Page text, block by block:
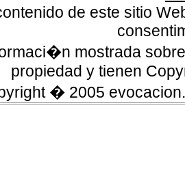
de este sitio
mostrada
propiedad y tienen
� 2005